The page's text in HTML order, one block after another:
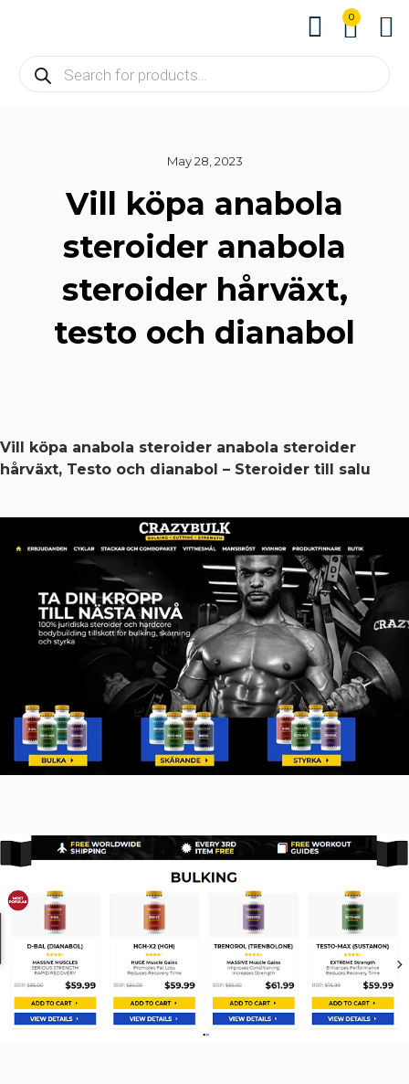
0
May 28, 2023
Vill köpa anabola
steroider anabola
steroider hårväxt,
testo och dianabol
Vill köpa anabola steroider anabola steroider
hårväxt, Testo och dianabol – Steroider till salu